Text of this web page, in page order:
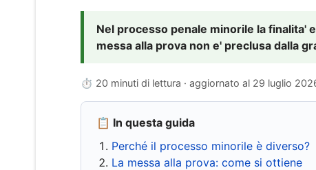
Nel processo penale minorile la finalita'
messa alla prova non e' preclusa dalla
⏱ 20 minuti di lettura · aggiornato al 29 luglio
📋 In questa guida
Perché il processo minorile è diverso?
La messa alla prova: come si ottiene